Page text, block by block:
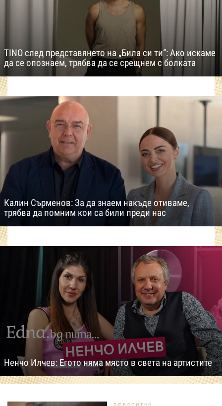
TINO след представянето на „Била си ти“: Ако искаме
да се опознаем, трябва да се срещнем с болката
Калин Сърменов: За да знаем накъде отиваме,
трябва да помним кои са били преди нас
Ненчо Илчев: Егото няма място в света на артистите